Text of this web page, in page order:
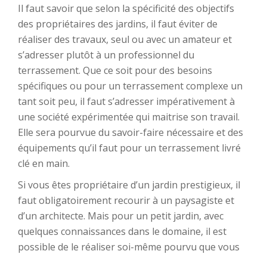
Il faut savoir que selon la spécificité des objectifs
des propriétaires des jardins, il faut éviter de
réaliser des travaux, seul ou avec un amateur et
s’adresser plutôt à un professionnel du
terrassement. Que ce soit pour des besoins
spécifiques ou pour un terrassement complexe un
tant soit peu, il faut s’adresser impérativement à
une société expérimentée qui maitrise son travail.
Elle sera pourvue du savoir-faire nécessaire et des
équipements qu’il faut pour un terrassement livré
clé en main.
Si vous êtes propriétaire d’un jardin prestigieux, il
faut obligatoirement recourir à un paysagiste et
d’un architecte. Mais pour un petit jardin, avec
quelques connaissances dans le domaine, il est
possible de le réaliser soi-même pourvu que vous